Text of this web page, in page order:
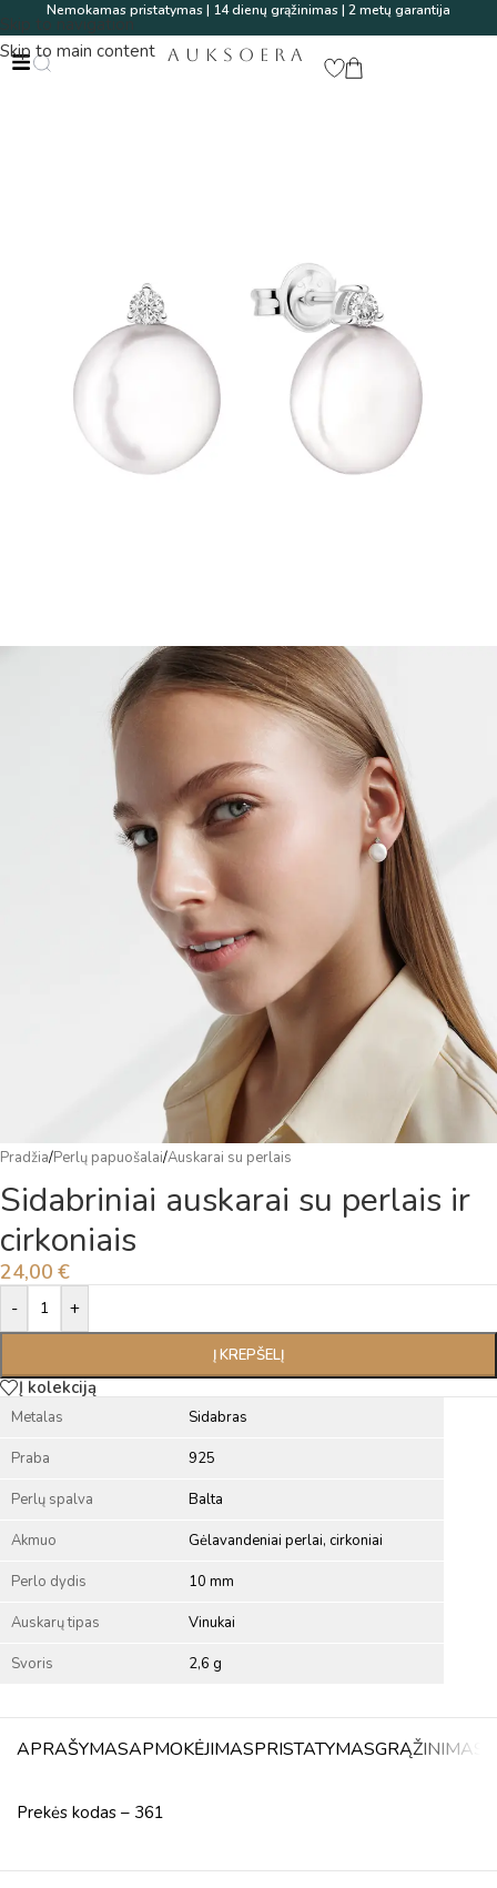
Skip to navigation
Skip to main content
Nemokamas pristatymas | 14 dienų grąžinimas | 2 metų garantija
AUKSOERA
Pradžia/Perlų papuošalai/Auskarai su perlais
Sidabriniai auskarai su perlais ir
cirkoniais
24,00 €
- +
Į KREPŠELĮ
Alternative:
Į kolekciją
Metalas Sidabras
Praba 925
Perlų spalva Balta
Akmuo Gėlavandeniai perlai, cirkoniai
Perlo dydis 10 mm
Auskarų tipas Vinukai
Svoris 2,6 g
APRAŠYMASAPMOKĖJIMASPRISTATYMASGRĄŽINIMAS
Prekės kodas – 361